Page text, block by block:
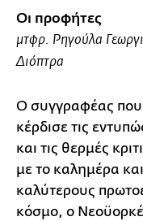
Οι προφήτες
μτφρ. Ρηγούλα
Διόπτρα
Ο συγγραφέας που
κέρδισε τις
και τις θερμές
με το καλημέρα
καλύτερους
κόσμο, ο